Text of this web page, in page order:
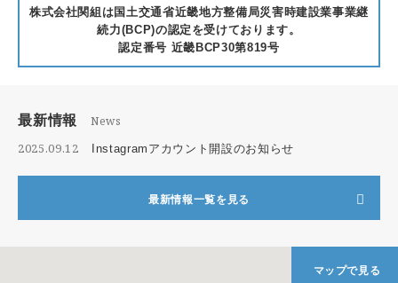
株式会社関組は国土交通省近畿地方整備局災害時建設業事業継
続力(BCP)の認定を受けております。
認定番号 近畿BCP30第819号
最新情報 News
2025.09.12 Instagramアカウント開設のお知らせ
最新情報一覧を見る
マップで見る